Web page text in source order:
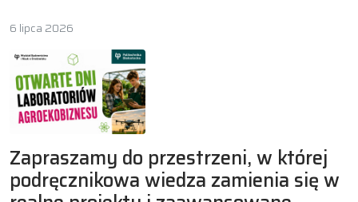
6 lipca 2026
Zapraszamy do przestrzeni, w której
podręcznikowa wiedza zamienia się w